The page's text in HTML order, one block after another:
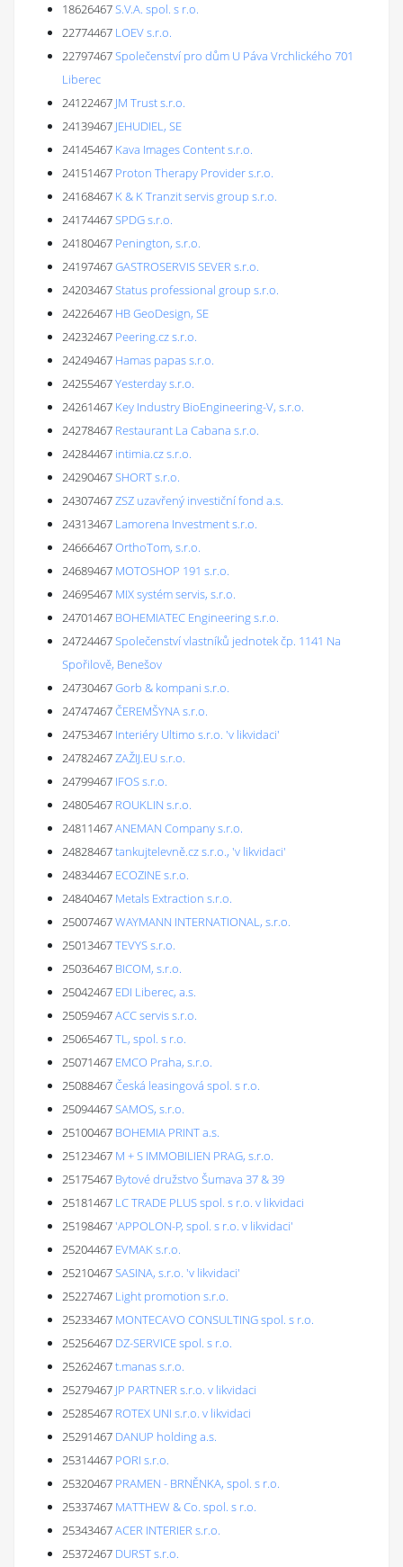
18626467S.V.A. spol. s r.o.
22774467 LOEV s.r.o.
22797467Společenství pro dům U Páva Vrchlického 701
Liberec
24122467 JM Trust s.r.o.
24139467 JEHUDIEL, SE
24145467 Kava Images Content s.r.o.
24151467 Proton Therapy Provider s.r.o.
24168467 K & K Tranzit servis group s.r.o.
24174467SPDG s.r.o.
24180467 Penington, s.r.o.
24197467GASTROSERVIS SEVER s.r.o.
24203467Status professional group s.r.o.
24226467 HB GeoDesign, SE
24232467 Peering.cz s.r.o.
24249467 Hamas papas s.r.o.
24255467Yesterday s.r.o.
24261467 Key Industry BioEngineering-V, s.r.o.
24278467 Restaurant La Cabana s.r.o.
24284467 intimia.cz s.r.o.
24290467SHORT s.r.o.
24307467ZSZ uzavřený investiční fond a.s.
24313467 Lamorena Investment s.r.o.
24666467OrthoTom, s.r.o.
24689467 MOTOSHOP 191 s.r.o.
24695467 MIX systém servis, s.r.o.
24701467 BOHEMIATEC Engineering s.r.o.
24724467Společenství vlastníků jednotek čp. 1141 Na
Spořilově, Benešov
24730467Gorb & kompani s.r.o.
24747467ČEREMŠYNA s.r.o.
24753467 Interiéry Ultimo s.r.o. 'v likvidaci'
24782467ZAŽIJ.EU s.r.o.
24799467 IFOS s.r.o.
24805467 ROUKLIN s.r.o.
24811467ANEMAN Company s.r.o.
24828467tankujtelevně.cz s.r.o., 'v likvidaci'
24834467 ECOZINE s.r.o.
24840467 Metals Extraction s.r.o.
25007467WAYMANN INTERNATIONAL, s.r.o.
25013467TEVYS s.r.o.
25036467 BICOM, s.r.o.
25042467 EDI Liberec, a.s.
25059467ACC servis s.r.o.
25065467TL, spol. s r.o.
25071467 EMCO Praha, s.r.o.
25088467Česká leasingová spol. s r.o.
25094467SAMOS, s.r.o.
25100467 BOHEMIA PRINT a.s.
25123467 M + S IMMOBILIEN PRAG, s.r.o.
25175467 Bytové družstvo Šumava 37 & 39
25181467 LC TRADE PLUS spol. s r.o. v likvidaci
25198467'APPOLON-P, spol. s r.o. v likvidaci'
25204467 EVMAK s.r.o.
25210467SASINA, s.r.o. 'v likvidaci'
25227467 Light promotion s.r.o.
25233467 MONTECAVO CONSULTING spol. s r.o.
25256467 DZ-SERVICE spol. s r.o.
25262467t.manas s.r.o.
25279467 JP PARTNER s.r.o. v likvidaci
25285467 ROTEX UNI s.r.o. v likvidaci
25291467 DANUP holding a.s.
25314467 PORI s.r.o.
25320467 PRAMEN - BRNĚNKA, spol. s r.o.
25337467 MATTHEW & Co. spol. s r.o.
25343467ACER INTERIER s.r.o.
25372467 DURST s.r.o.